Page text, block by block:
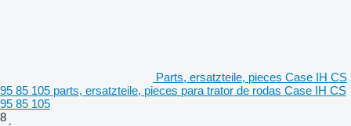
Parts, ersatzteile, pieces Case IH CS
95 85 105 parts, ersatzteile, pieces para trator de rodas Case IH CS
95 85 105
8